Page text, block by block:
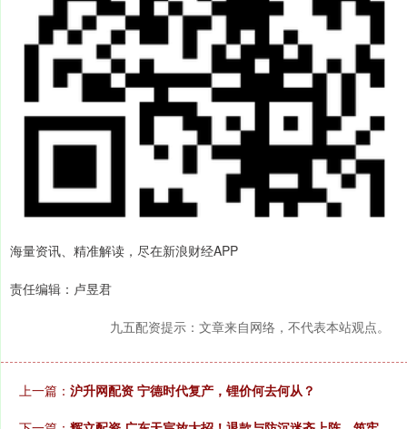
海量资讯、精准解读，尽在新浪财经APP
责任编辑：卢昱君
九五配资提示：文章来自网络，不代表本站观点。
上一篇： 沪升网配资 宁德时代复产，锂价何去何从？